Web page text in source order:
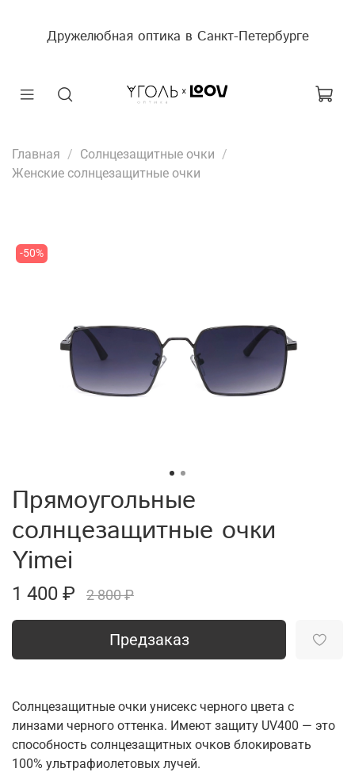
Дружелюбная оптика в Санкт-Петербурге
Главная
Солнцезащитные очки
Женские солнцезащитные очки
-50%
Прямоугольные
солнцезащитные очки
Yimei
1 400 ₽ 2 800 ₽
Предзаказ
Солнцезащитные очки унисекс черного цвета с
линзами черного оттенка. Имеют защиту UV400 — это
способность солнцезащитных очков блокировать
100% ультрафиолетовых лучей.